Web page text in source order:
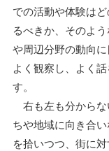
での活動や体験は
るべきか、そのよ
や周辺分野の動向に
よく観察し、よく
す。
右も左も分からな
ちや地域に向き合
を拾いつつ、街に